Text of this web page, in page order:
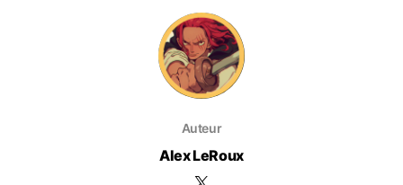
Auteur
Alex LeRoux